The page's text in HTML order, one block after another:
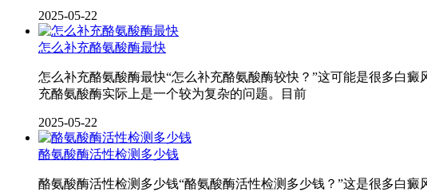
2025-05-22
怎么补充酪氨酸酶最快
怎么补充酪氨酸酶最快“怎么补充酪氨酸酶较快？”这可能是很多白
充酪氨酸酶实际上是一个较为复杂的问题。目前
2025-05-22
酪氨酸酶活性检测多少钱
酪氨酸酶活性检测多少钱“酪氨酸酶活性检测多少钱？”这是很多白